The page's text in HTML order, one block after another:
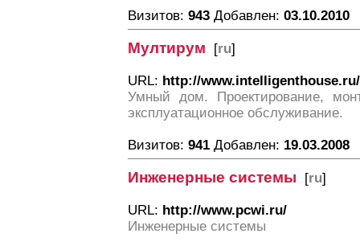
Визитов: 943 Добавлен: 03.10.2010
Мултирум [ru]
URL: http://www.intelligenthouse.ru/
Умный дом. Проектирование,
эксплуатационное обслуживание.
Визитов: 941 Добавлен: 19.03.2008
Инженерные системы [ru]
URL: http://www.pcwi.ru/
Инженерные системы